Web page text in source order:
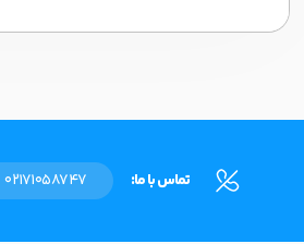
تماس با ما: 02171058747